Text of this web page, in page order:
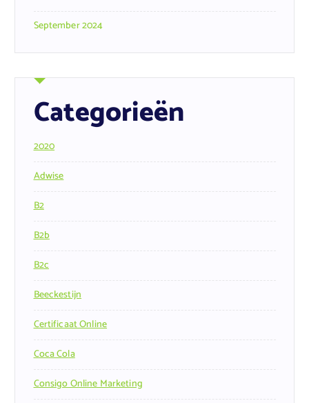
September 2024
Categorieën
2020
Adwise
B2
B2b
B2c
Beeckestijn
Certificaat Online
Coca Cola
Consigo Online Marketing